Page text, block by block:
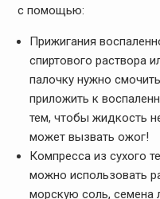
с помощью:
Прижигания
спиртового раствора
палочку нужно
приложить к
тем, чтобы жидкость
может вызвать ожог!
Компресса из сухого
можно использовать
морскую соль, семена